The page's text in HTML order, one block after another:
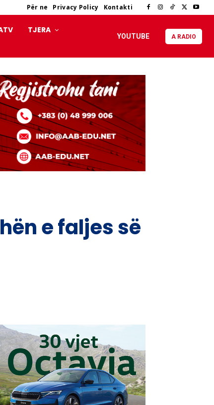
Për ne Privacy Policy Kontakti
TJERA
YOUTUBE A RADIO
e faljes së